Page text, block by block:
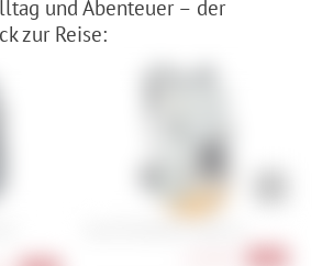
und Abenteuer – der
zur Reise: